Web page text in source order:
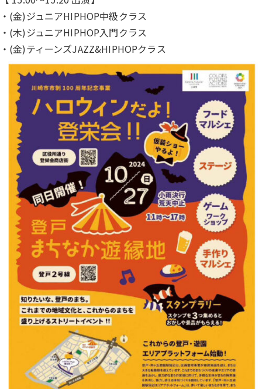
・(金)ジュニアHIPHOP中級クラス
・(木)ジュニアHIPHOP入門クラス
・(金)ティーンズJAZZ&HIPHOPクラス